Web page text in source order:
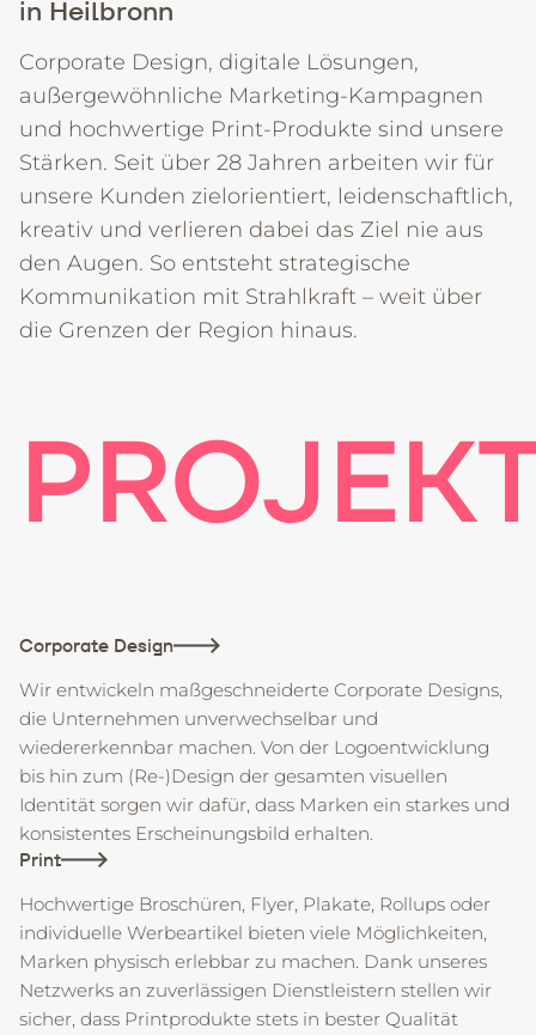
+49 7131 61687-0
Impressum
Cookie-Einstellungen
in Heilbronn
Corporate Design, digitale Lösungen,
außergewöhnliche Marketing-Kampagnen
und hochwertige Print-Produkte sind unsere
Stärken. Seit über 28 Jahren arbeiten wir für
unsere Kunden zielorientiert, leidenschaftlich,
kreativ und verlieren dabei das Ziel nie aus
den Augen. So entsteht strategische
Kommunikation mit Strahlkraft – weit über
die Grenzen der Region hinaus.
Corporate Design
Wir entwickeln maßgeschneiderte Corporate Designs,
die Unternehmen unverwechselbar und
wiedererkennbar machen. Von der Logoentwicklung
bis hin zum (Re-)Design der gesamten visuellen
Identität sorgen wir dafür, dass Marken ein starkes und
konsistentes Erscheinungsbild erhalten.
Print
Hochwertige Broschüren, Flyer, Plakate, Rollups oder
individuelle Werbeartikel bieten viele Möglichkeiten,
Marken physisch erlebbar zu machen. Dank unseres
Netzwerks an zuverlässigen Dienstleistern stellen wir
sicher, dass Printprodukte stets in bester Qualität